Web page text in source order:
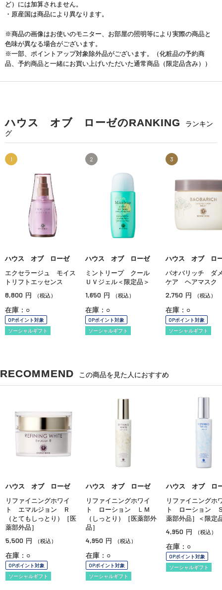
ど）には加算されません。
・原産国は商品により異なります。
※商品の画像はお使いのモニター、お部屋の照明等により実際の商品と
色味が異なる場合がございます。
※一部、ポイントアップ対象除外品がございます。（化粧品の予約商
品、予約商品と一緒にお買い上げいただいた通常商品（限定品含み））
ハウス オブ ローゼのRANKING
ランキン
グ
1
ハウス オブ ローゼ
エクセラージュ モイス
トリフトエッセンス
8,800 円 （税込）
在庫：○
OPポイント対象
ソーシャルギフト
2
ハウス オブ ローゼ
ミントリープ クール
ＵＶジェル＜限定品＞
1,650 円 （税込）
在庫：○
OPポイント対象
ソーシャルギフト
3
ハウス オブ ロ
バオバリッチ ダ
ケア ヘアマスク
2,750 円 （税込）
在庫：○
OPポイント対象
ソーシャルギフト
RECOMMEND この商品を見た人におすすめ
ハウス オブ ローゼ
リファイニングホワイ
ト エマルジョン Ｒ
（とてもしっとり）［医
薬部外品］
5,500 円 （税込）
在庫：○
OPポイント対象
ソーシャルギフト
ハウス オブ ローゼ
リファイニングホワイ
ト ローション ＬＭ
（しっとり）［医薬部外
品］
4,950 円 （税込）
在庫：○
OPポイント対象
ソーシャルギフト
ハウス オブ ロ
リファイニングホ
ト ローション
薬部外品］＜限定
4,950 円 （税込）
在庫：○
OPポイント対象
ソーシャルギフト